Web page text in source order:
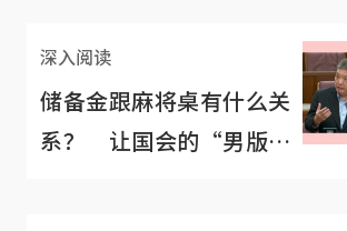
深入阅读
储备金跟麻将桌有什么关
系？ 让国会的“男版花